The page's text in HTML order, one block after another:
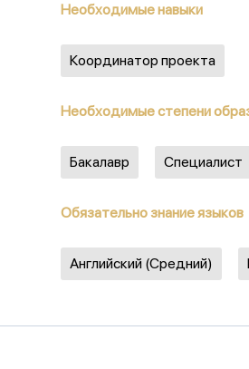
Необходимые навыки
Координатор проекта
Необходимые степени
Бакалавр Специалист
Обязательно знание языков
Английский (Средний)